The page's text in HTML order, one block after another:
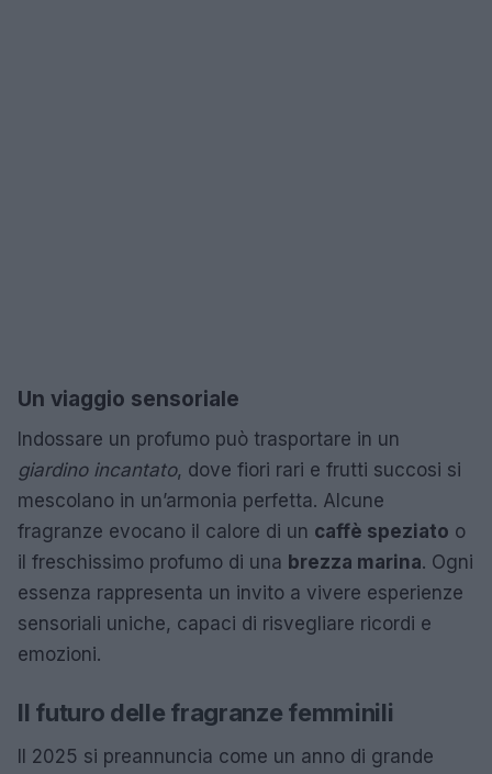
Un viaggio sensoriale
Indossare un profumo può trasportare in un
giardino incantato, dove fiori rari e frutti succosi si
mescolano in un’armonia perfetta. Alcune
fragranze evocano il calore di un caffè speziato o
il freschissimo profumo di una brezza marina. Ogni
essenza rappresenta un invito a vivere esperienze
sensoriali uniche, capaci di risvegliare ricordi e
emozioni.
Il futuro delle fragranze femminili
Il 2025 si preannuncia come un anno di grande